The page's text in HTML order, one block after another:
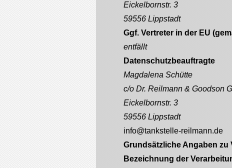
Eickelbornstr. 3
59556 Lippstadt
Ggf. Vertreter in der EU
entfällt
Datenschutzbeauftragte
Magdalena Schütte
c/o Dr. Reilmann & Goodson
Eickelbornstr. 3
59556 Lippstadt
info@tankstelle-reilmann.de
Grundsätzliche Angaben zu
Bezeichnung der